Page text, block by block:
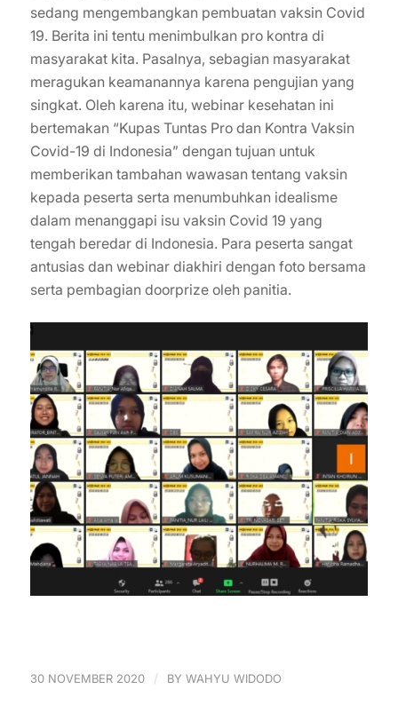
sedang mengembangkan pembuatan vaksin Covid
19. Berita ini tentu menimbulkan pro kontra di
masyarakat kita. Pasalnya, sebagian masyarakat
meragukan keamanannya karena pengujian yang
singkat. Oleh karena itu, webinar kesehatan ini
bertemakan “Kupas Tuntas Pro dan Kontra Vaksin
Covid-19 di Indonesia” dengan tujuan untuk
memberikan tambahan wawasan tentang vaksin
kepada peserta serta menumbuhkan idealisme
dalam menanggapi isu vaksin Covid 19 yang
tengah beredar di Indonesia. Para peserta sangat
antusias dan webinar diakhiri dengan foto bersama
serta pembagian doorprize oleh panitia.
30 NOVEMBER 2020 / BY WAHYU WIDODO